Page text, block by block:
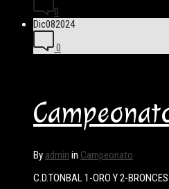
0
Dic082024
0
By admin in Campeonato
C.D.TONBAL 1-ORO Y 2-